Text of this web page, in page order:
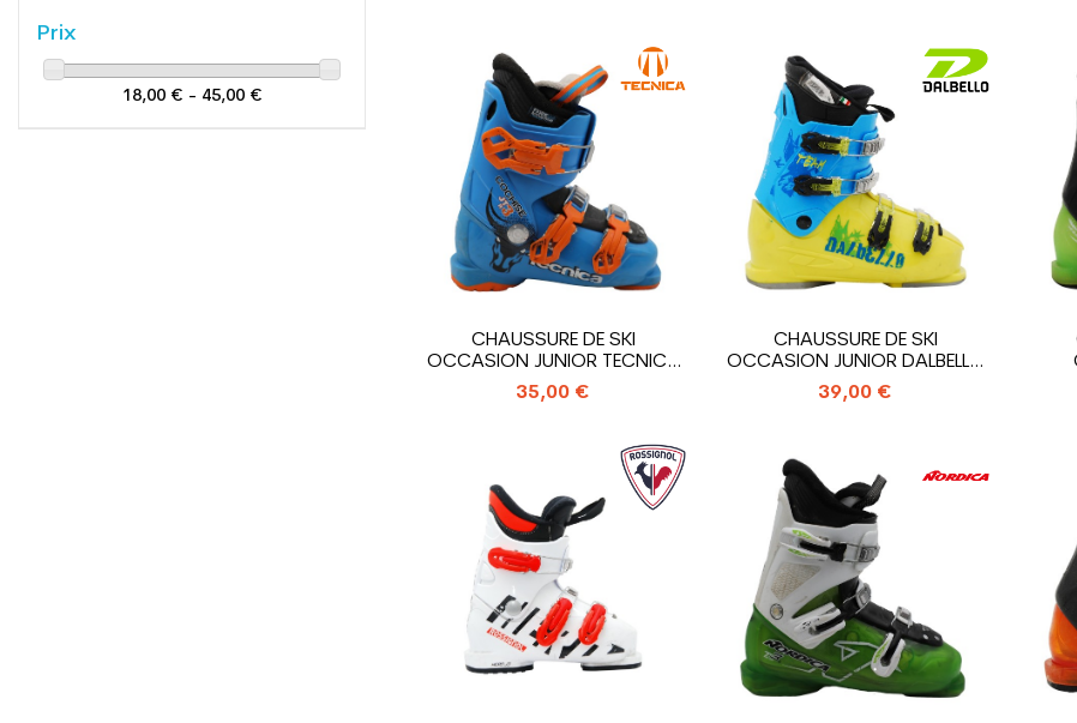
Prix
18,00 € - 45,00 €
CHAUSSURE DE SKI
OCCASION JUNIOR TECNICA
COCHISE...
35,00 €
CHAUSSURE DE SKI
OCCASION JUNIOR DALBELLO
TEAM_4...
39,00 €